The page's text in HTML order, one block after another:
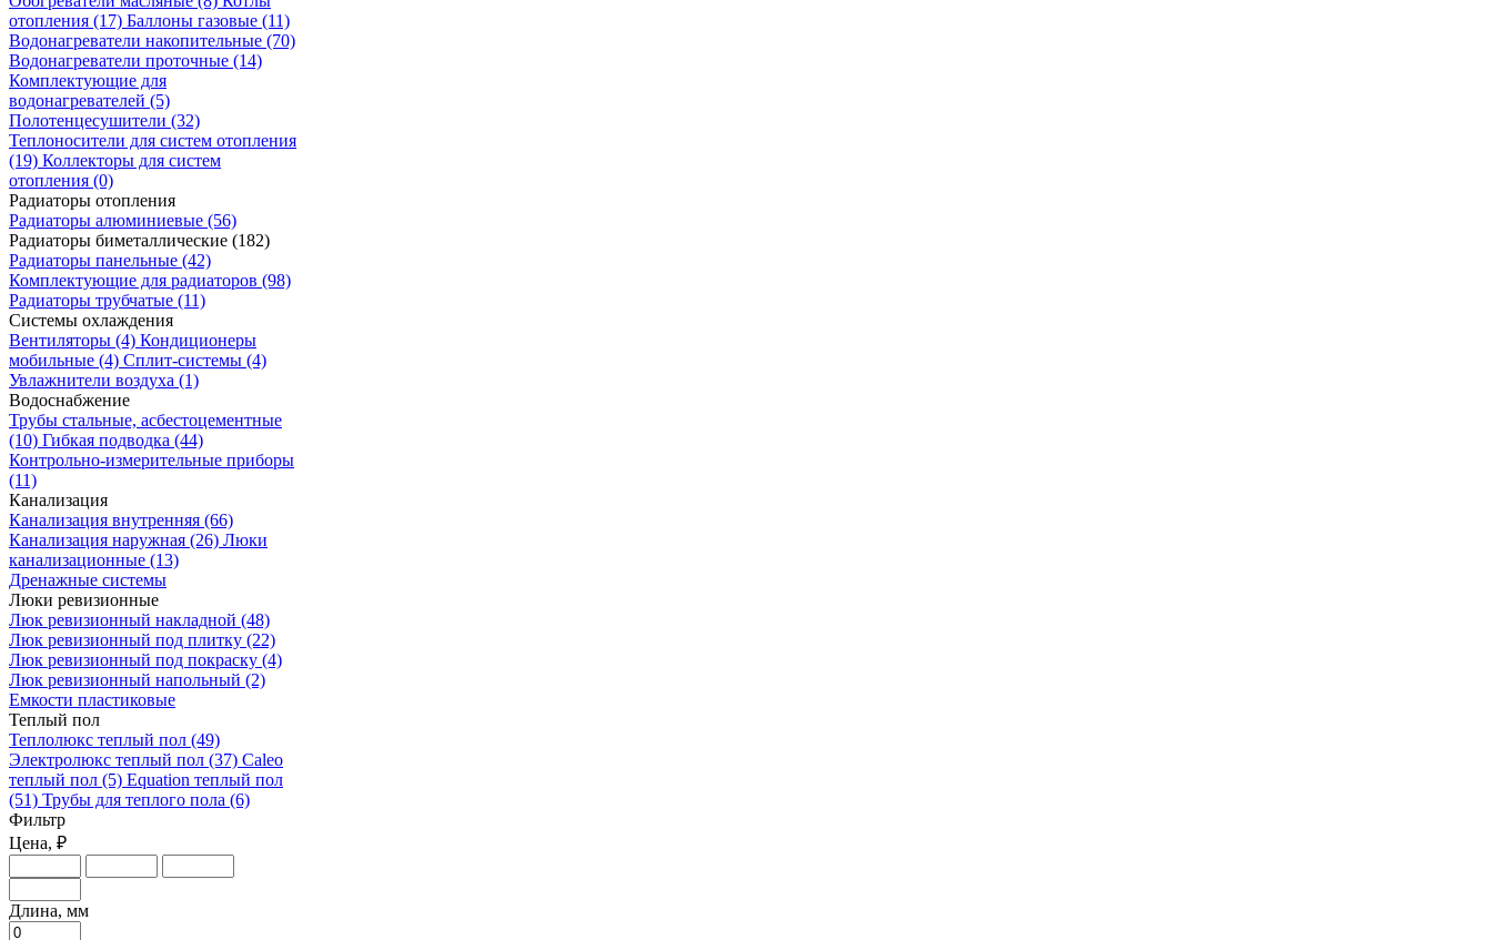
отопления (17) Баллоны газовые (11)
Водонагреватели накопительные (70)
Водонагреватели проточные (14)
Комплектующие для
водонагревателей (5)
Полотенцесушители (32)
Теплоносители для систем отопления
(19) Коллекторы для систем
отопления (0)
Радиаторы отопления
Радиаторы алюминиевые (56)
Радиаторы биметаллические (182)
Радиаторы панельные (42)
Комплектующие для радиаторов (98)
Радиаторы трубчатые (11)
Системы охлаждения
Вентиляторы (4) Кондиционеры
мобильные (4) Сплит-системы (4)
Увлажнители воздуха (1)
Водоснабжение
Трубы стальные, асбестоцементные
(10) Гибкая подводка (44)
Контрольно-измерительные приборы
(11)
Канализация
Канализация внутренняя (66)
Канализация наружная (26) Люки
канализационные (13)
Дренажные системы
Люки ревизионные
Люк ревизионный накладной (48)
Люк ревизионный под плитку (22)
Люк ревизионный под покраску (4)
Люк ревизионный напольный (2)
Емкости пластиковые
Теплый пол
Теплолюкс теплый пол (49)
Электролюкс теплый пол (37) Caleo
теплый пол (5) Equation теплый пол
(51) Трубы для теплого пола (6)
Фильтр
Цена, ₽
Длина, мм